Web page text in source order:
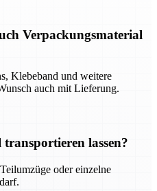
Verpackungsmaterial
Klebeband und weitere
auch mit Lieferung.
lassen?
oder einzelne